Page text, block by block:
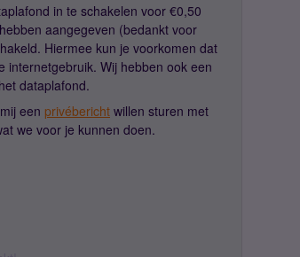
in te schakelen voor €0,50
hebben aangegeven (bedankt voor
Hiermee kun je voorkomen dat
internetgebruik. Wij hebben ook een
dataplafond.
een privébericht willen sturen met
we voor je kunnen doen.